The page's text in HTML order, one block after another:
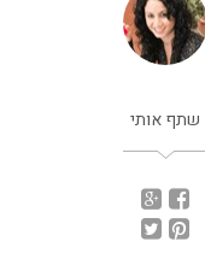
שתף אותי